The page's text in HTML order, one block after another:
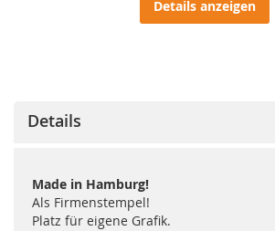
Details anzeigen
Details
Made in Hamburg!
Als Firmenstempel!
Platz für eigene Grafik.